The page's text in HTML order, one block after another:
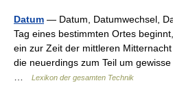
Datum — Datum, Datumwechsel,
Tag eines bestimmten Ortes
ein zur Zeit der mittleren
die neuerdings zum Teil um
Lexikon der gesamten Technik